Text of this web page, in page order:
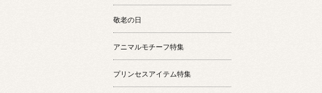
敬老の日
アニマルモチーフ特集
プリンセスアイテム特集